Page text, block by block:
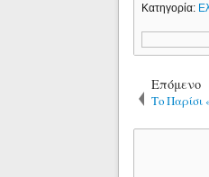
Κατηγορία:
Επόμενο
Το Παρίσι